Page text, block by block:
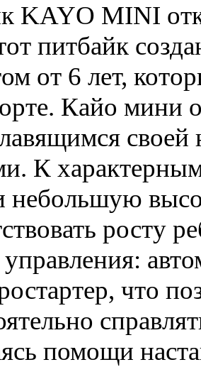
KAYO MINI
питбайк
от 6 лет,
Кайо мини
К
небольшую
росту
что
помощи